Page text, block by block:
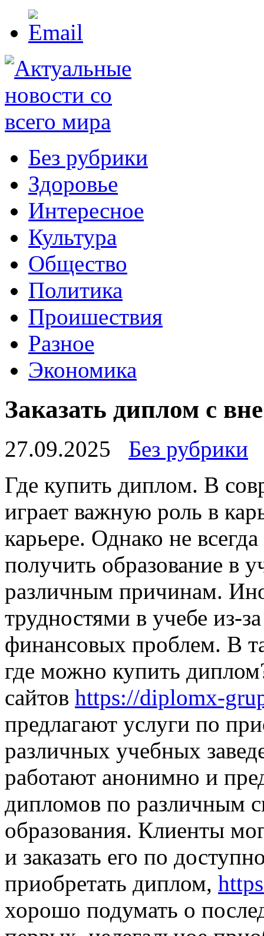
Без рубрики
Здоровье
Интересное
Культура
Общество
Политика
Проишествия
Разное
Экономика
Заказать диплом с
27.09.2025
Без рубрики
Гдe купить диплoм. В
играет важную роль в
карьере. Однако не
получить образование в
различным причинам.
трудностями в учебе из-
финансовых проблем. В
где можно купить
сайтов https://diplomx-
предлагают услуги по
различных учебных
работают анонимно и
дипломов по различным
образования. Клиенты
и заказать его по
приобретать диплом,
хорошо подумать о